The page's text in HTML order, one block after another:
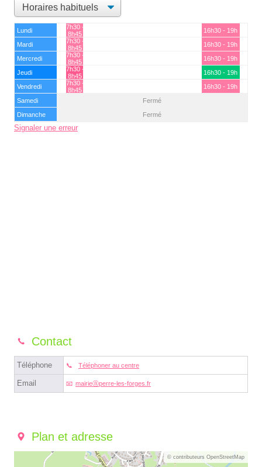
Lundi
7h30 -
8h45
16h30 - 19h
Mardi
7h30 -
8h45
16h30 - 19h
Mercredi
7h30 -
8h45
16h30 - 19h
Jeudi
7h30 -
8h45
16h30 - 19h
Vendredi
7h30 -
8h45
16h30 - 19h
Samedi
Fermé
Dimanche
Fermé
Signaler une erreur
Contact
Téléphone Téléphoner au centre
Email mairieⓐperre-les-forges.fr
Plan et adresse
© contributeurs OpenStreetMap